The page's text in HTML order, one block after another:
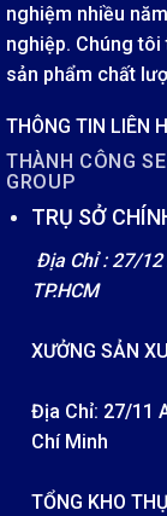
nghiệm nhiều
nghiệp. Chúng
sản phẩm chất
THÔNG TIN LIÊN
THÀNH CÔNG
GROUP
TRỤ SỞ
Địa Chỉ : 27/
TP.HCM
XƯỞNG SẢN
Địa Chỉ: 27/11
Chí Minh
TỔNG KHO